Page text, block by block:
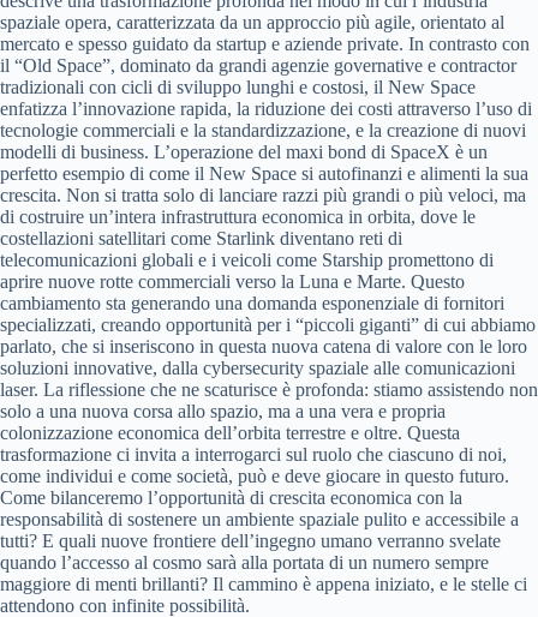
spaziale opera, caratterizzata da un approccio più agile, orientato al
mercato e spesso guidato da startup e aziende private. In contrasto con
il “Old Space”, dominato da grandi agenzie governative e contractor
tradizionali con cicli di sviluppo lunghi e costosi, il New Space
enfatizza l’innovazione rapida, la riduzione dei costi attraverso l’uso di
tecnologie commerciali e la standardizzazione, e la creazione di nuovi
modelli di business. L’operazione del maxi bond di SpaceX è un
perfetto esempio di come il New Space si autofinanzi e alimenti la sua
crescita. Non si tratta solo di lanciare razzi più grandi o più veloci, ma
di costruire un’intera infrastruttura economica in orbita, dove le
costellazioni satellitari come Starlink diventano reti di
telecomunicazioni globali e i veicoli come Starship promettono di
aprire nuove rotte commerciali verso la Luna e Marte. Questo
cambiamento sta generando una domanda esponenziale di fornitori
specializzati, creando opportunità per i “piccoli giganti” di cui abbiamo
parlato, che si inseriscono in questa nuova catena di valore con le loro
soluzioni innovative, dalla cybersecurity spaziale alle comunicazioni
laser. La riflessione che ne scaturisce è profonda: stiamo assistendo non
solo a una nuova corsa allo spazio, ma a una vera e propria
colonizzazione economica dell’orbita terrestre e oltre. Questa
trasformazione ci invita a interrogarci sul ruolo che ciascuno di noi,
come individui e come società, può e deve giocare in questo futuro.
Come bilanceremo l’opportunità di crescita economica con la
responsabilità di sostenere un ambiente spaziale pulito e accessibile a
tutti? E quali nuove frontiere dell’ingegno umano verranno svelate
quando l’accesso al cosmo sarà alla portata di un numero sempre
maggiore di menti brillanti? Il cammino è appena iniziato, e le stelle ci
attendono con infinite possibilità.